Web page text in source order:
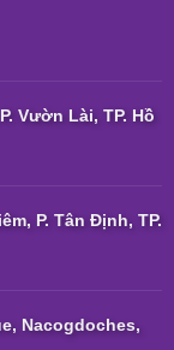
Vườn Lài, TP. Hồ
P. Tân Định, TP.
Nacogdoches,